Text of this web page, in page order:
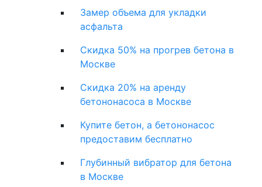
Замер объема для укладки
асфальта
Скидка 50% на прогрев бетона в
Москве
Скидка 20% на аренду
бетононасоса в Москве
Купите бетон, а бетононасос
предоставим бесплатно
Глубинный вибратор для бетона
в Москве